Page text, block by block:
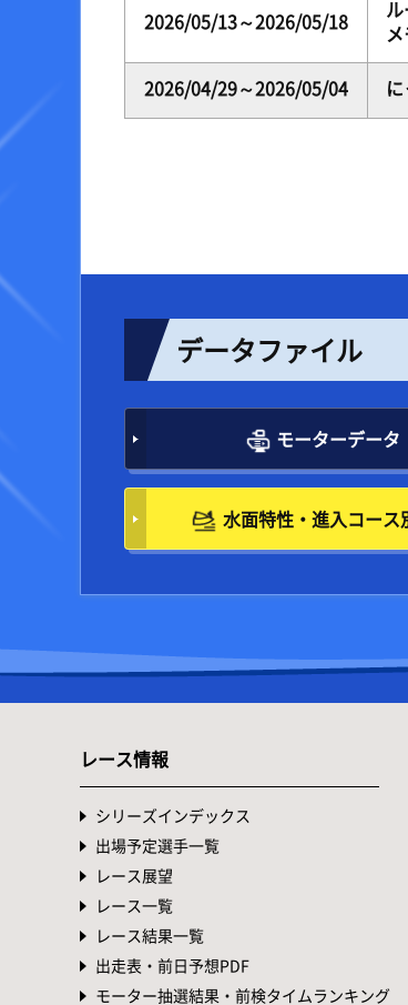
2026/05/13～2026/05/18
2026/04/29～2026/05/04
データファイル
モーターデータ
水面特性・進入コース
レース情報
シリーズインデックス
出場予定選手一覧
レース展望
レース一覧
レース結果一覧
出走表・前日予想PDF
モーター抽選結果・前検タイムランキング